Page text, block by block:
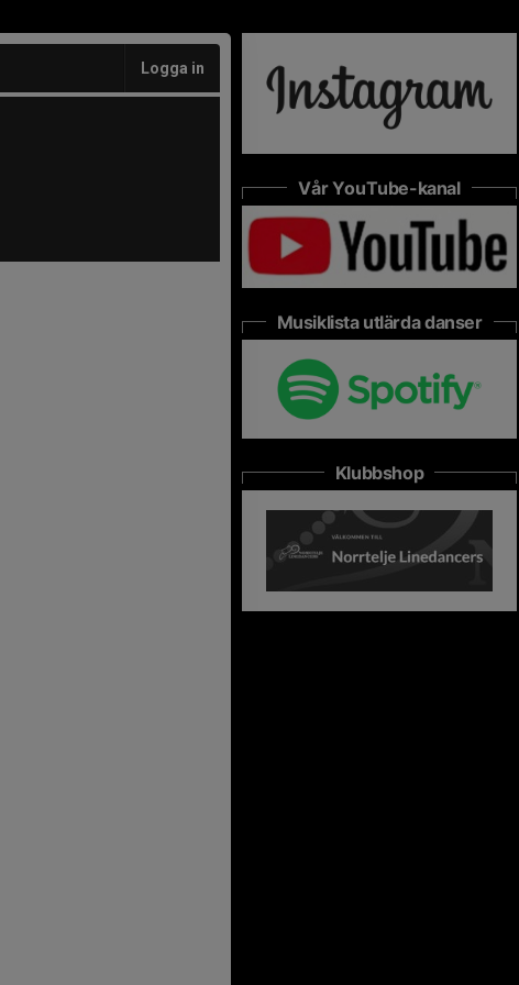
Logga in
Vår YouTube-kanal
Musiklista utlärda danser
Klubbshop